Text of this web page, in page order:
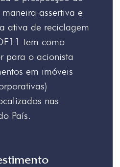
assertiva e
ativa de reciclagem
tem como
para o acionista
em imóveis
nas
País.